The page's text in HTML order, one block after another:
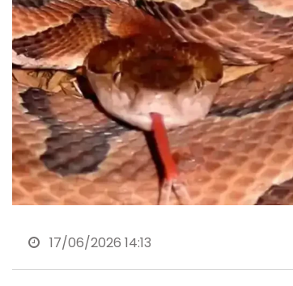
17/06/2026 14:13